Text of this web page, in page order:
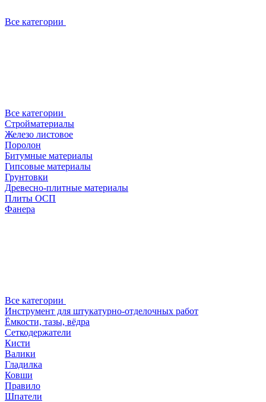
Все категории
Все категории
Стройматериалы
Железо листовое
Поролон
Битумные материалы
Гипсовые материалы
Грунтовки
Древесно-плитные материалы
Плиты ОСП
Фанера
Все категории
Инструмент для штукатурно-отделочных работ
Ёмкости, тазы, вёдра
Сеткодержатели
Кисти
Валики
Гладилка
Ковши
Правило
Шпатели